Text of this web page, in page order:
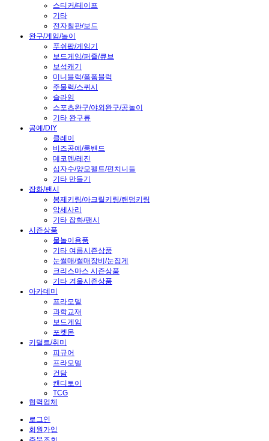
스티커/테이프
기타
전자칠판/보드
완구/게임/놀이
푸쉬팝/게임기
보드게임/퍼즐/큐브
보석캐기
미니블럭/폼폼블럭
주물럭/스퀴시
슬라임
스포츠완구/야외완구/공놀이
기타 완구류
공예/DIY
클레이
비즈공예/룸밴드
데코덴/레진
십자수/양모펠트/펀치니들
기타 만들기
잡화/팬시
봉제키링/아크릴키링/랜덤키링
악세사리
기타 잡화/팬시
시즌상품
물놀이용품
기타 여름시즌상품
눈썰매/썰매장비/눈집게
크리스마스 시즌상품
기타 겨울시즌상품
아카데미
프라모델
과학교재
보드게임
포켓몬
키덜트/취미
피규어
프라모델
건담
캔디토이
TCG
협력업체
로그인
회원가입